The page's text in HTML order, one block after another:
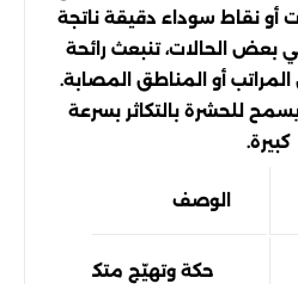
أو نقاط سوداء دقيقة ناتجة
الحالات، تنبعث رائحة
أو المناطق المصابة.
للحشرة بالتكاثر بسرعة
كبيرة.
الوصف
حكة وتهيّج متكرر صباحًا